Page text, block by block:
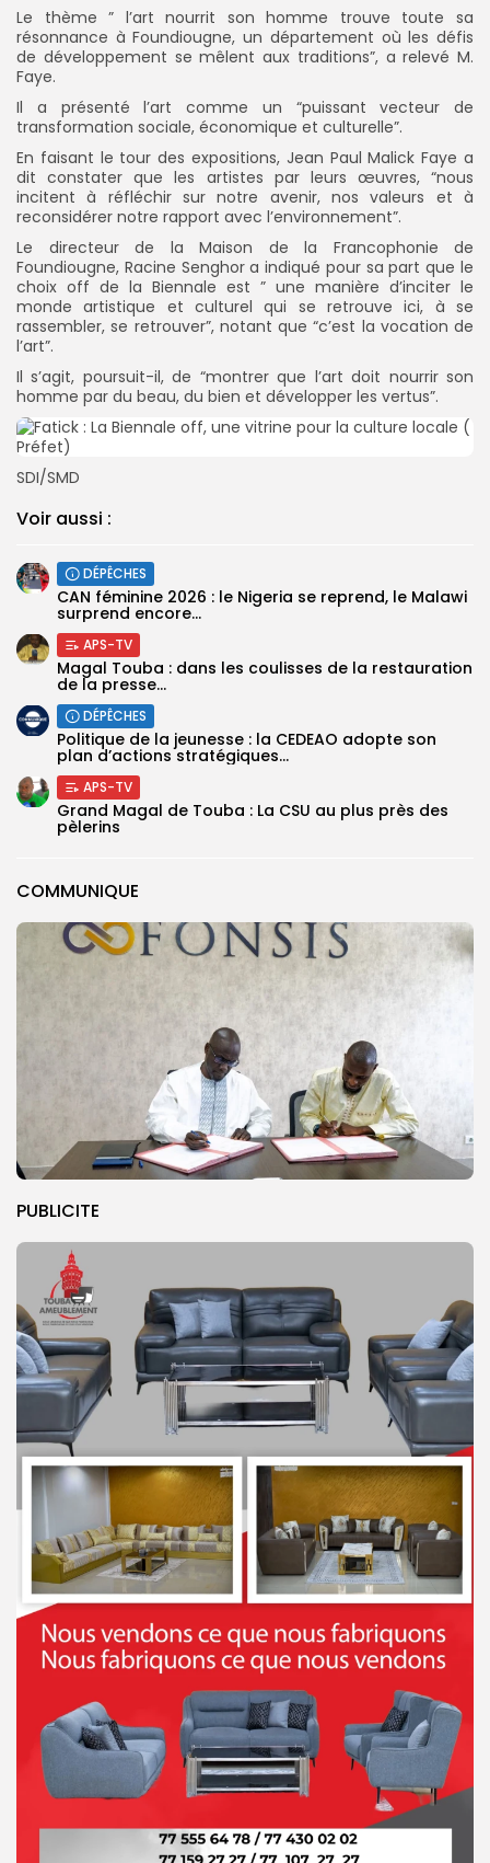
COMMUNIQUE
PUBLICITE
Le thème ” l’art nourrit son homme trouve toute sa
résonnance à Foundiougne, un département où les défis
de développement se mêlent aux traditions”, a relevé M.
Faye.
Il a présenté l’art comme un “puissant vecteur de
transformation sociale, économique et culturelle”.
En faisant le tour des expositions, Jean Paul Malick Faye a
dit constater que les artistes par leurs œuvres, “nous
incitent à réfléchir sur notre avenir, nos valeurs et à
reconsidérer notre rapport avec l’environnement”.
Le directeur de la Maison de la Francophonie de
Foundiougne, Racine Senghor a indiqué pour sa part que le
choix off de la Biennale est ” une manière d’inciter le
monde artistique et culturel qui se retrouve ici, à se
rassembler, se retrouver”, notant que “c’est la vocation de
l’art”.
Il s’agit, poursuit-il, de “montrer que l’art doit nourrir son
homme par du beau, du bien et développer les vertus”.
SDI/SMD
Voir aussi :
DÉPÊCHES
‎CAN féminine 2026 : le Nigeria se reprend, le Malawi
surprend encore...
APS-TV
Magal Touba : dans les coulisses de la restauration
de la presse...
DÉPÊCHES
Politique de la jeunesse : la CEDEAO adopte son
plan d’actions stratégiques...
APS-TV
Grand Magal de Touba : La CSU au plus près des
pèlerins